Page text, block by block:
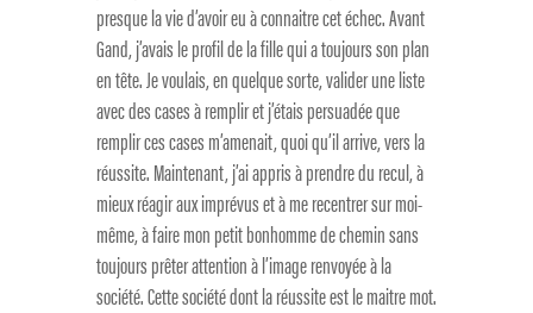
presque la vie d’avoir eu à connaitre cet échec. Avant
Gand, j’avais le profil de la fille qui a toujours son plan
en tête. Je voulais, en quelque sorte, valider une liste
avec des cases à remplir et j’étais persuadée que
remplir ces cases m’amenait, quoi qu’il arrive, vers la
réussite. Maintenant, j’ai appris à prendre du recul, à
mieux réagir aux imprévus et à me recentrer sur moi-
même, à faire mon petit bonhomme de chemin sans
toujours prêter attention à l’image renvoyée à la
société. Cette société dont la réussite est le maitre mot.